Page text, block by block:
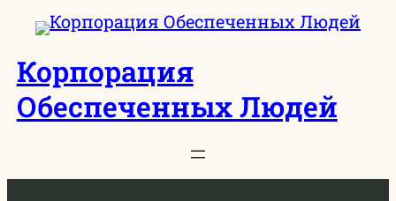
Перейти
содержимому
Корпорация
Обеспеченных Людей